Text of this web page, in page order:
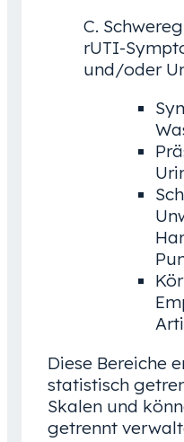
C.
rUTI-
und/oder
Diese Bereiche
statistisch
Skalen und
getrennt